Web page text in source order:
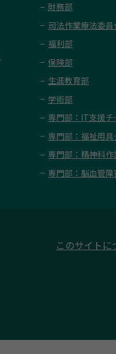
財務部
司法作業療法委員
福利部
保険部
生涯教育部
学術部
専門部：IT支援チ
専門部：福祉用
専門部：精神科
専門部：脳血管障
このサイトに